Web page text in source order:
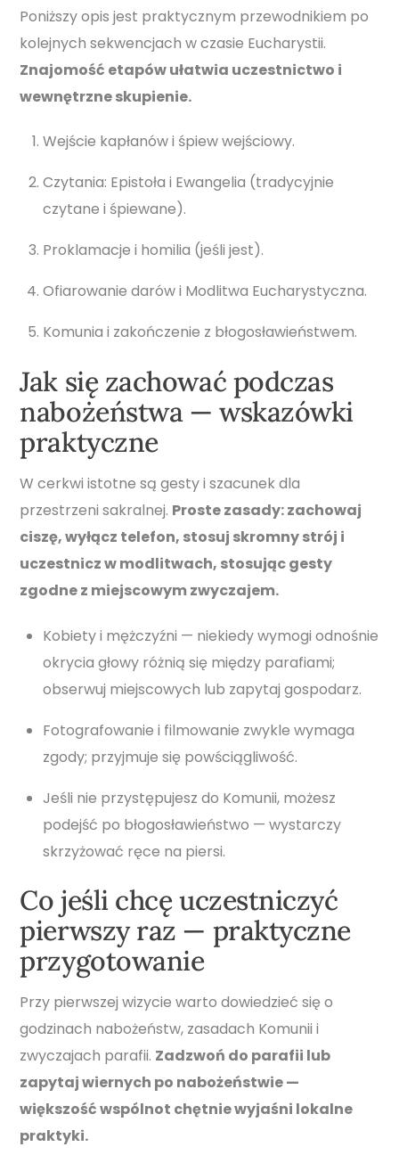
Poniższy opis jest praktycznym przewodnikiem po
kolejnych sekwencjach w czasie Eucharystii.
Znajomość etapów ułatwia uczestnictwo i
wewnętrzne skupienie.
Wejście kapłanów i śpiew wejściowy.
Czytania: Epistoła i Ewangelia (tradycyjnie
czytane i śpiewane).
Proklamacje i homilia (jeśli jest).
Ofiarowanie darów i Modlitwa Eucharystyczna.
Komunia i zakończenie z błogosławieństwem.
Jak się zachować podczas
nabożeństwa — wskazówki
praktyczne
W cerkwi istotne są gesty i szacunek dla
przestrzeni sakralnej. Proste zasady: zachowaj
ciszę, wyłącz telefon, stosuj skromny strój i
uczestnicz w modlitwach, stosując gesty
zgodne z miejscowym zwyczajem.
Kobiety i mężczyźni — niekiedy wymogi odnośnie
okrycia głowy różnią się między parafiami;
obserwuj miejscowych lub zapytaj gospodarz.
Fotografowanie i filmowanie zwykle wymaga
zgody; przyjmuje się powściągliwość.
Jeśli nie przystępujesz do Komunii, możesz
podejść po błogosławieństwo — wystarczy
skrzyżować ręce na piersi.
Co jeśli chcę uczestniczyć
pierwszy raz — praktyczne
przygotowanie
Przy pierwszej wizycie warto dowiedzieć się o
godzinach nabożeństw, zasadach Komunii i
zwyczajach parafii. Zadzwoń do parafii lub
zapytaj wiernych po nabożeństwie —
większość wspólnot chętnie wyjaśni lokalne
praktyki.